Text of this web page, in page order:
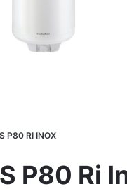
P80 RI INOX
P80 Ri